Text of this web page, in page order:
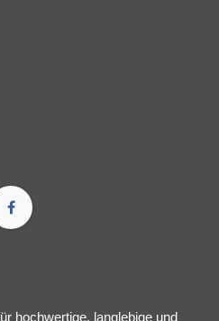
hochwertige, langlebige und